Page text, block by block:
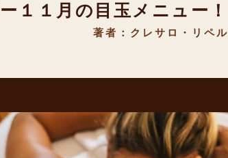
１１月の目玉メニュー！
著者：クレサロ・リペル